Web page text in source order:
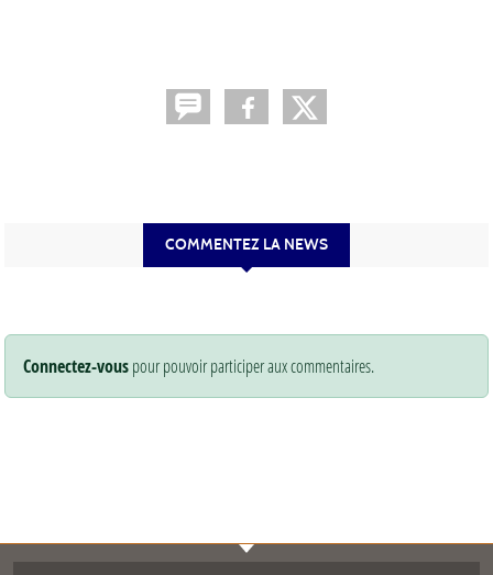
COMMENTEZ LA NEWS
Connectez-vouspour pouvoir participer aux commentaires.